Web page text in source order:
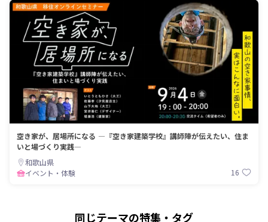
空き家が、居場所になる ―『空き家建築学校』講師陣が伝えたい、住ま
いと場づくり実践―
和歌山県
イベント・体験
16
同じテーマの特集・タグ